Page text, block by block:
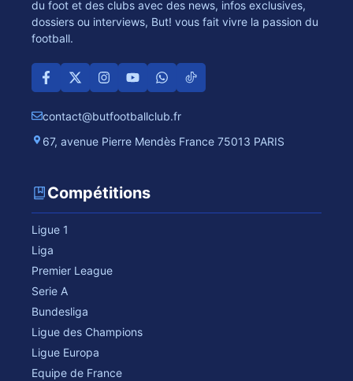
du foot et des clubs avec des news, infos exclusives,
dossiers ou interviews, But! vous fait vivre la passion du
football.
contact@butfootballclub.fr
67, avenue Pierre Mendès France 75013 PARIS
Compétitions
Ligue 1
Liga
Premier League
Serie A
Bundesliga
Ligue des Champions
Ligue Europa
Equipe de France